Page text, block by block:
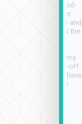
service, vehicles in good-
condition and the driver
service was awesome and
thoughtful. Driver went the
have safely arrived at my
destination after drop-off.
Definitely something I have
not seen elsewhere 👍